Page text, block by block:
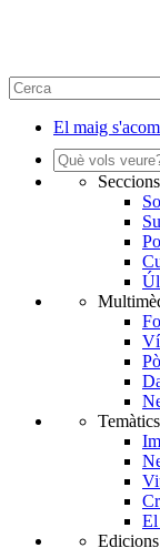
El maig
Seccions
Temàtics
El
Edicions